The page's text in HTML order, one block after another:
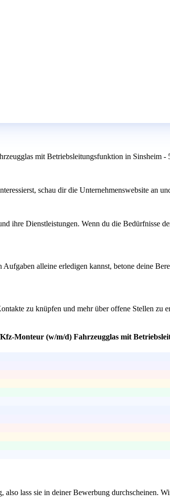
mit Betriebsleitungsfunktion in Sinsheim -
schau dir die Unternehmenswebsite an
ihre Dienstleistungen. Wenn du die Bedürfnisse
alleine erledigen kannst, betone deine
zu knüpfen und mehr über offene Stellen zu
Monteur (w/m/d) Fahrzeugglas mit
lass sie in deiner Bewerbung durchscheinen.